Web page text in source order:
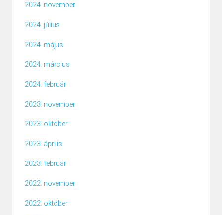
2024. november
2024. július
2024. május
2024. március
2024. február
2023. november
2023. október
2023. április
2023. február
2022. november
2022. október